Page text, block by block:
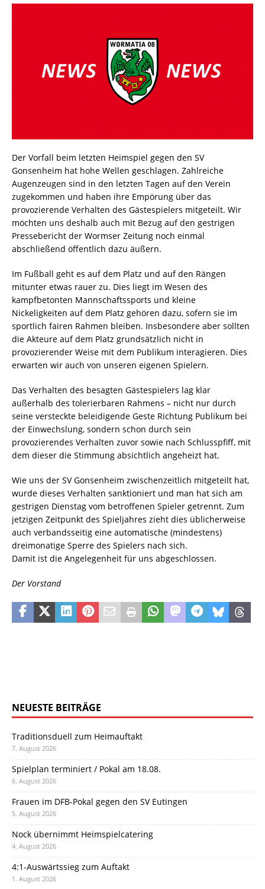
Der Vorfall beim letzten Heimspiel gegen den SV
Gonsenheim hat hohe Wellen geschlagen. Zahlreiche
Augenzeugen sind in den letzten Tagen auf den Verein
zugekommen und haben ihre Empörung über das
provozierende Verhalten des Gästespielers mitgeteilt. Wir
möchten uns deshalb auch mit Bezug auf den gestrigen
Pressebericht der Wormser Zeitung noch einmal
abschließend öffentlich dazu äußern.
Im Fußball geht es auf dem Platz und auf den Rängen
mitunter etwas rauer zu. Dies liegt im Wesen des
kampfbetonten Mannschaftssports und kleine
Nickeligkeiten auf dem Platz gehören dazu, sofern sie im
sportlich fairen Rahmen bleiben. Insbesondere aber sollten
die Akteure auf dem Platz grundsätzlich nicht in
provozierender Weise mit dem Publikum interagieren. Dies
erwarten wir auch von unseren eigenen Spielern.
Das Verhalten des besagten Gästespielers lag klar
außerhalb des tolerierbaren Rahmens – nicht nur durch
seine versteckte beleidigende Geste Richtung Publikum bei
der Einwechslung, sondern schon durch sein
provozierendes Verhalten zuvor sowie nach Schlusspfiff, mit
dem dieser die Stimmung absichtlich angeheizt hat.
Wie uns der SV Gonsenheim zwischenzeitlich mitgeteilt hat,
wurde dieses Verhalten sanktioniert und man hat sich am
gestrigen Dienstag vom betroffenen Spieler getrennt. Zum
jetzigen Zeitpunkt des Spieljahres zieht dies üblicherweise
auch verbandsseitig eine automatische (mindestens)
dreimonatige Sperre des Spielers nach sich.
Damit ist die Angelegenheit für uns abgeschlossen.
Der Vorstand
NEUESTE BEITRÄGE
Traditionsduell zum Heimauftakt
7. August 2026
Spielplan terminiert / Pokal am 18.08.
6. August 2026
Frauen im DFB-Pokal gegen den SV Eutingen
5. August 2026
Nock übernimmt Heimspielcatering
4. August 2026
4:1-Auswärtssieg zum Auftakt
1. August 2026